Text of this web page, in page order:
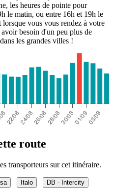
les heures de pointe pour
le matin, ou entre 16h et 19h le
vous vous rendez à votre
besoin d'un peu plus de
les grandes villes !
route
transporteurs sur cet itinéraire.
Italo DB - Intercity